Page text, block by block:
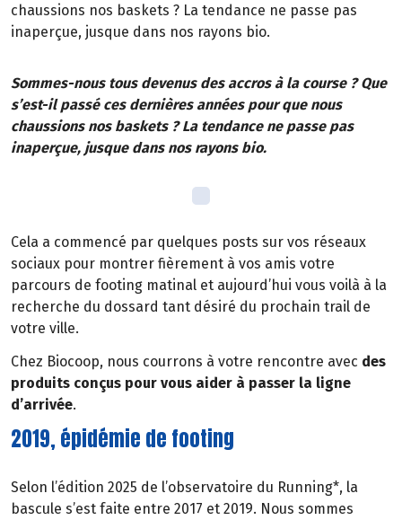
chaussions nos baskets ? La tendance ne passe pas
inaperçue, jusque dans nos rayons bio.
Sommes-nous tous devenus des accros à la course ? Que
s’est-il passé ces dernières années pour que nous
chaussions nos baskets ? La tendance ne passe pas
inaperçue, jusque dans nos rayons bio.
Cela a commencé par quelques posts sur vos réseaux
sociaux pour montrer fièrement à vos amis votre
parcours de footing matinal et aujourd’hui vous voilà à la
recherche du dossard tant désiré du prochain trail de
votre ville.
Chez Biocoop, nous courrons à votre rencontre avec des
produits conçus pour vous aider à passer la ligne
d’arrivée.
2019, épidémie de footing
Selon l’édition 2025 de l’observatoire du Running*, la
bascule s’est faite entre 2017 et 2019. Nous sommes